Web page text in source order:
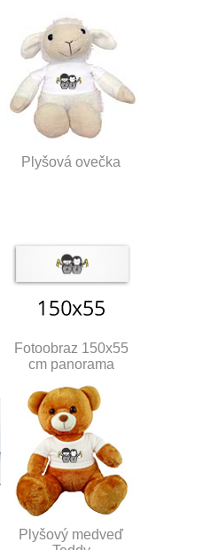
Plyšová ovečka
Fotoobraz 150x55
cm panorama
Plyšový medveď